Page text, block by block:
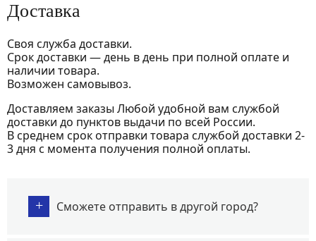
Доставка
Своя служба доставки.
Срок доставки — день в день при полной оплате и
наличии товара.
Возможен самовывоз.
Доставляем заказы Любой удобной вам службой
доставки до пунктов выдачи по всей России.
В среднем срок отправки товара службой доставки 2-
3 дня с момента получения полной оплаты.
+ Сможете отправить в другой город?